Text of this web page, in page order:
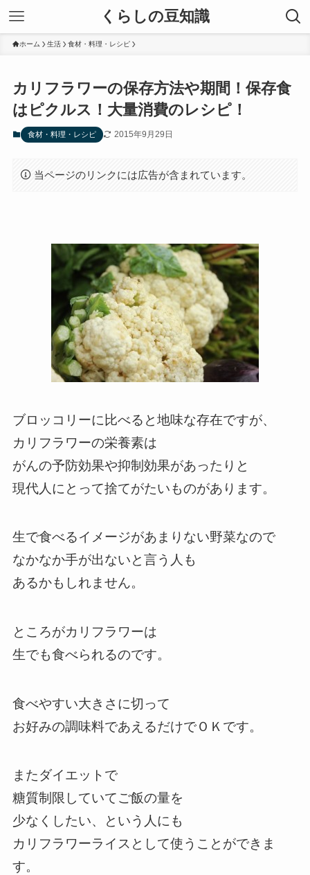
くらしの豆知識
ホーム 生活 食材・料理・レシピ
カリフラワーの保存方法や期間！保存食
はピクルス！大量消費のレシピ！
食材・料理・レシピ 2015年9月29日
当ページのリンクには広告が含まれています。
ブロッコリーに比べると地味な存在ですが、
カリフラワーの栄養素は
がんの予防効果や抑制効果があったりと
現代人にとって捨てがたいものがあります。
生で食べるイメージがあまりない野菜なので
なかなか手が出ないと言う人も
あるかもしれません。
ところがカリフラワーは
生でも食べられるのです。
食べやすい大きさに切って
お好みの調味料であえるだけでＯＫです。
またダイエットで
糖質制限していてご飯の量を
少なくしたい、という人にも
カリフラワーライスとして使うことができま
す。